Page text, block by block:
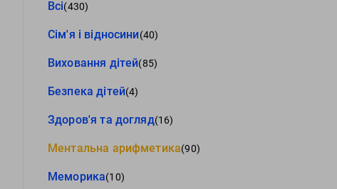
Всі(430)
Сім'я і відносини(40)
Виховання дітей(85)
Безпека дітей(4)
Здоров'я та догляд(16)
Ментальна арифметика(90)
Меморика(10)